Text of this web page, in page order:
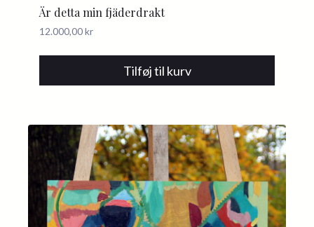
Är detta min fjäderdrakt
12.000,00kr
Tilføj til kurv